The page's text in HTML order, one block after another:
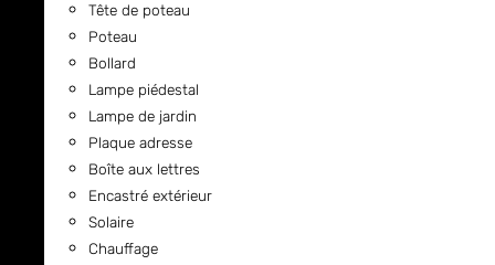
Tête de poteau
Poteau
Bollard
Lampe piédestal
Lampe de jardin
Plaque adresse
Boîte aux lettres
Encastré extérieur
Solaire
Chauffage